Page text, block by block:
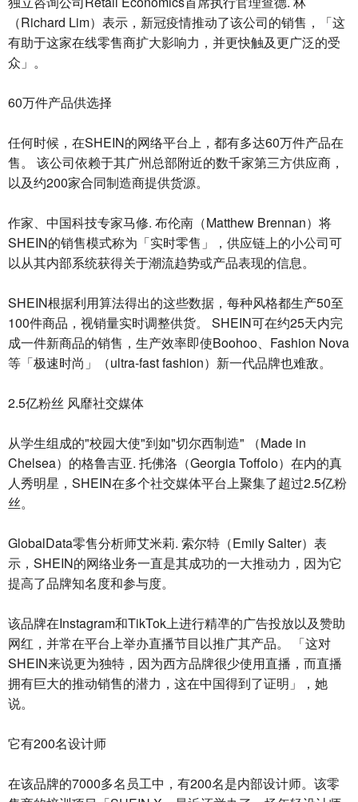
（Richard Lim）表示，新冠疫情推动了该公司的销售，「这
有助于这家在线零售商扩大影响力，并更快触及更广泛的受
众」。
60万件产品供选择
任何时候，在SHEIN的网络平台上，都有多达60万件产品在
售。 该公司依赖于其广州总部附近的数千家第三方供应商，
以及约200家合同制造商提供货源。
作家、中国科技专家马修. 布伦南（Matthew Brennan）将
SHEIN的销售模式称为「实时零售」，供应链上的小公司可
以从其内部系统获得关于潮流趋势或产品表现的信息。
SHEIN根据利用算法得出的这些数据，每种风格都生产50至
100件商品，视销量实时调整供货。 SHEIN可在约25天内完
成一件新商品的销售，生产效率即使Boohoo、Fashion Nova
等「极速时尚」（ultra-fast fashion）新一代品牌也难敌。
2.5亿粉丝 风靡社交媒体
从学生组成的"校园大使"到如"切尔西制造" （Made in
Chelsea）的格鲁吉亚. 托佛洛（Georgia Toffolo）在内的真
人秀明星，SHEIN在多个社交媒体平台上聚集了超过2.5亿粉
丝。
GlobalData零售分析师艾米莉. 索尔特（Emily Salter）表
示，SHEIN的网络业务一直是其成功的一大推动力，因为它
提高了品牌知名度和参与度。
该品牌在Instagram和TikTok上进行精凖的广告投放以及赞助
网红，并常在平台上举办直播节目以推广其产品。 「这对
SHEIN来说更为独特，因为西方品牌很少使用直播，而直播
拥有巨大的推动销售的潜力，这在中国得到了证明」，她
说。
它有200名设计师
在该品牌的7000多名员工中，有200名是内部设计师。该零